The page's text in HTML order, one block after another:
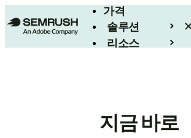
가격
솔루션
리소스
지금 바로